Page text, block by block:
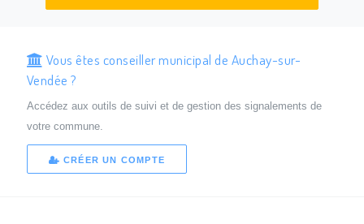
Vous êtes conseiller municipal de Auchay-sur-
Vendée ?
Accédez aux outils de suivi et de gestion des signalements de
votre commune.
CRÉER UN COMPTE